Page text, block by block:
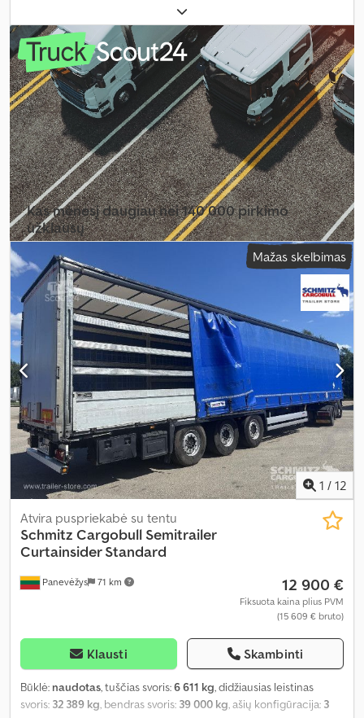
04/2022, krovimo vietos ilgis:
krovinių skyriaus plotis:2 480 mm, krovos erdvės aukštis:2 700
mm, krovinio erdvės tūris: 91 m³ , pakaba: oras
, padangos dydis:
385/65 R22,5, ratų bazė:7 700 mm, Gamybos metai:2022, Įranga:
ABS,
Kas mėnesį daugiau nei 140 000 pirkimo
užklausų
Pasirinkite prekybininko paketąMažas skelbimas
1 / 12
Panevėžys 71 km
Atvira puspriekabė su tentu
Schmitz Cargobull Semitrailer
Curtainsider Standard
12 900 €
Fiksuota kaina plius PVM
(15 609 € bruto)
Klausti Skambinti
Būklė: naudotas, tuščias svoris:6 611 kg, didžiausias leistinas
svoris: 32 389 kg, bendras svoris: 39 000 kg, ašių konfigūracija: 3